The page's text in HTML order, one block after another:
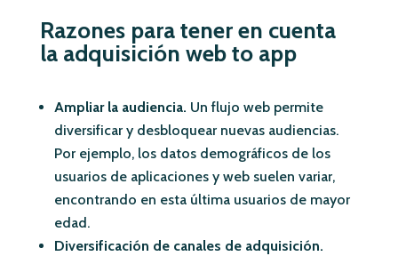
Razones para tener en cuenta
la adquisición web to app
Ampliar la audiencia. Un flujo web permite
diversificar y desbloquear nuevas audiencias.
Por ejemplo, los datos demográficos de los
usuarios de aplicaciones y web suelen variar,
encontrando en esta última usuarios de mayor
edad.
Diversificación de canales de adquisición.